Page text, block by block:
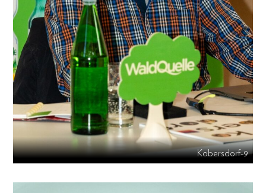
Kobersdorf-9